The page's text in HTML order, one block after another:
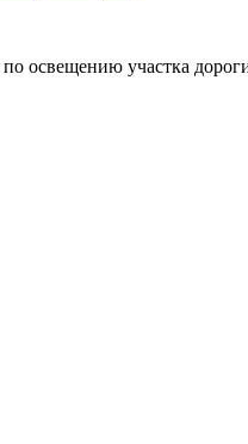
освещению участка